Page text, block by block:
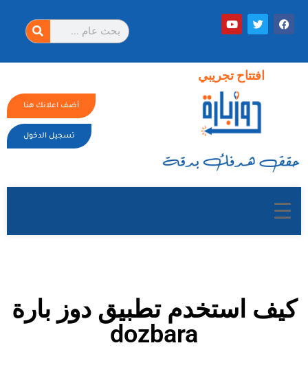
أضف اعلانك هنا
تسجيل الدخول
افتتاح تجريبي
كيف استخدم تطبيق دوز بارة
dozbara